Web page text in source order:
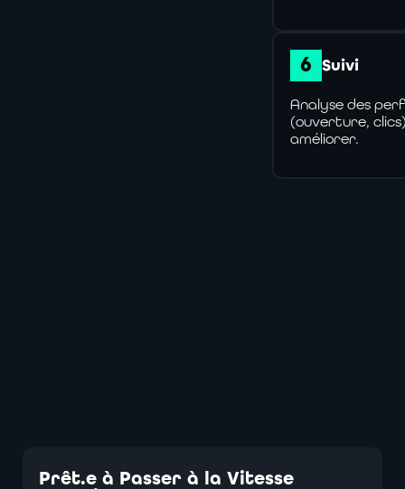
Suivi
Analyse des
(ouverture,
améliorer.
Prêt.e à Passer à la Vitesse